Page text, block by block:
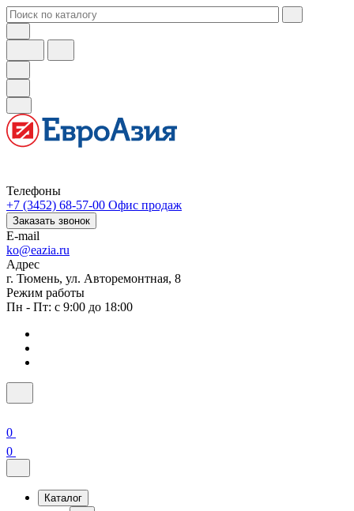
Телефоны
+7 (3452) 68-57-00 Офис продаж
Заказать звонок
E-mail
ko@eazia.ru
Адрес
г. Тюмень, ул. Авторемонтная, 8
Режим работы
Пн - Пт: с 9:00 до 18:00
0
0
Каталог